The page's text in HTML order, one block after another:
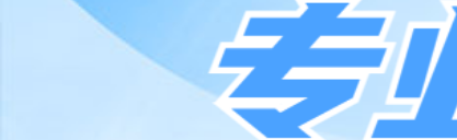
认证培训 认证及报告 可持续发展报告
重点赛事 校企合作 人才认证